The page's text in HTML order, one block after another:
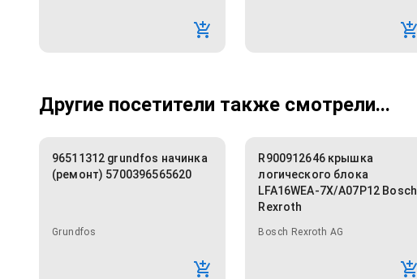
Другие посетители также смотрели...
96511312 grundfos начинка
(ремонт) 5700396565620
Grundfos
R900912646 крышка
логического блока
LFA16WEA-7X/A07P12 Bosch
Rexroth
Bosch Rexroth AG